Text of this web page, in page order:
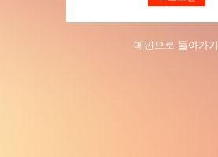
메인으로 돌아가기